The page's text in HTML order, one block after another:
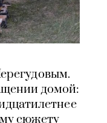
домой:
сюжету